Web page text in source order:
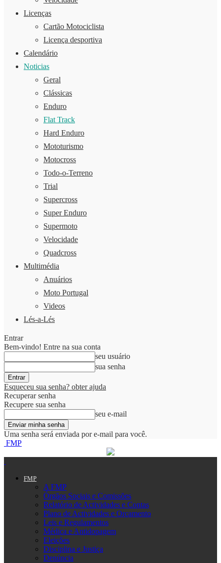
Licenças
Cartão Motociclista
Licença desportiva
Calendário
Noticias
Geral
Clássicas
Enduro
Flat Track
Hard Enduro
Mototurismo
Motocross
Todo-o-Terreno
Trial
Supercross
Super Enduro
Supermoto
Velocidade
Quadcross
Multimédia
Anuários
Moto Portugal
Videos
Lés-a-Lés
Entrar
Bem-vindo! Entre na sua conta
seu usuário
sua senha
Esqueceu sua senha? obter ajuda
Recuperar senha
Recupere sua senha
seu e-mail
Uma senha será enviada por e-mail para você.
FMP
FMP
A FMP
Órgãos Sociais e Comissões
Relatório de Actividades e Contas
Plano de Actividades e Orçamento
Leis e Regulamentos
Médica e Antidopagem
Eleições
Disciplina e Justiça
Denúncia